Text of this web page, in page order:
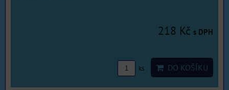
218 Kč s DPH
ks DO KOŠÍKU